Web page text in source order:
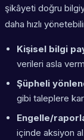
şikâyeti doğru
daha hızlı
Kişisel bilgi
verileri asla
Şüpheli
gibi taleplere
Engelle/
içinde aksiyon